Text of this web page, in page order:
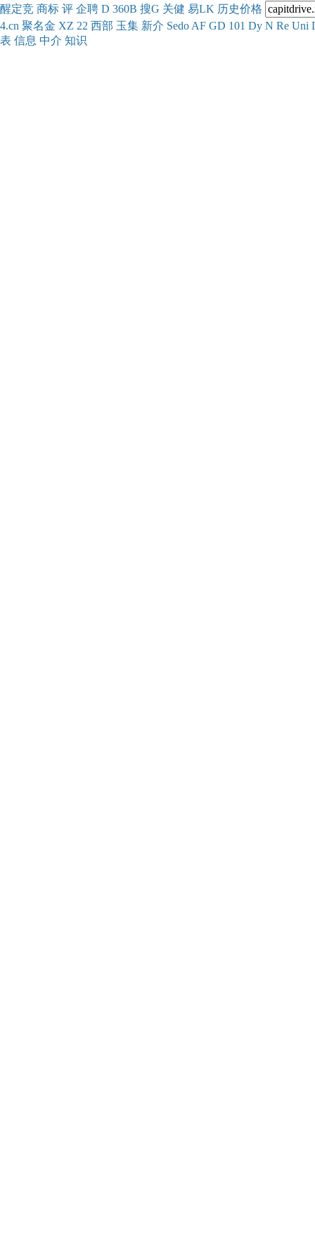
醒定竞 商标 评 企聘 D 360B 搜G 关健 易LK 历史价格
4.cn 聚名金 XZ 22 西部 玉集 新介 Sedo AF GD 101 Dy N Re Uni
表 信息 中介 知识